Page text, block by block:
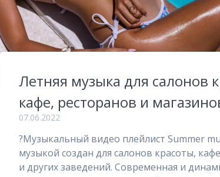
Летняя музыка для салонов
кафе, ресторанов и
07.06.2022
?Музыкальный видео плейлист Summer
музыкой создан для салонов красоты,
и других заведений. Современная и